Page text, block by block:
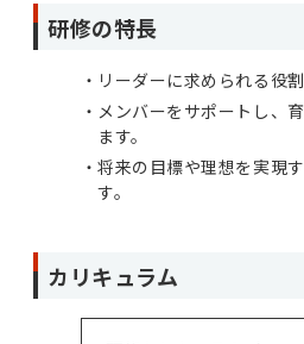
研修の特長
リーダーに求められる役
メンバーをサポートし、
ます。
将来の目標や理想を実現
す。
カリキュラム